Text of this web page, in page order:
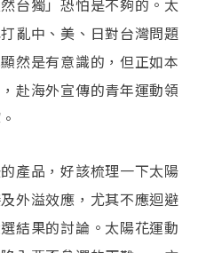
台獨」恐怕是不夠的。太
亂中、美、日對台灣問題
然是有意識的，但正如本
赴海外宣傳的青年運動領
產品，好該梳理一下太陽
外溢效應，尤其不應迴避
結果的討論。太陽花運動